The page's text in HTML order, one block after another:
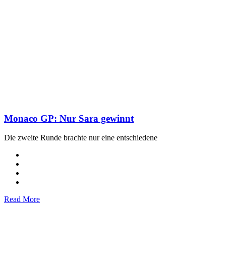
Monaco GP: Nur Sara gewinnt
Die zweite Runde brachte nur eine entschiedene
Read More